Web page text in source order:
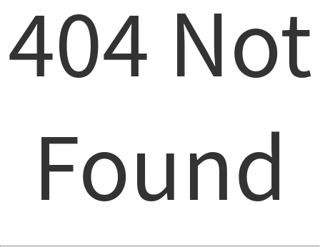
404 Not
Found